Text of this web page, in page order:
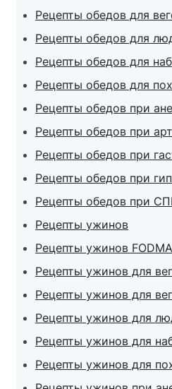
Рецепты обедов для
Рецепты обедов для
Рецепты обедов для
Рецепты обедов для
Рецепты обедов при
Рецепты обедов при
Рецепты обедов при
Рецепты обедов при
Рецепты обедов при
Рецепты ужинов
Рецепты ужинов
Рецепты ужинов для
Рецепты ужинов для
Рецепты ужинов для
Рецепты ужинов для
Рецепты ужинов для